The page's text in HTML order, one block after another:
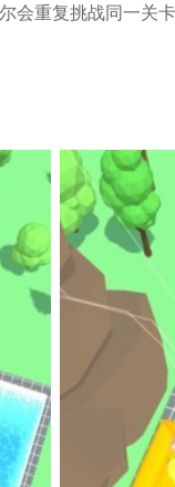
会重复挑战同一关